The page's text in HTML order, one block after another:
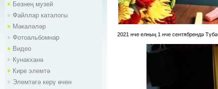
Безнең музей
Файллар каталогы
Мәкаләләр
Фотоальбомнар
Видео
Кунакханә
Кире элемтә
Элемтәгә керү өчен
2021 нче елның 1 нче сентябрендә